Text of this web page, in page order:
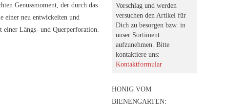
Genussmoment, der durch das
einer neu entwickelten und
einer Längs- und Querperforation.
Vorschlag und werden
versuchen den Artikel für
Dich zu besorgen bzw. in
unser Sortiment
aufzunehmen. Bitte
kontaktiere uns:
Kontaktformular
HONIG VOM
BIENENGARTEN: